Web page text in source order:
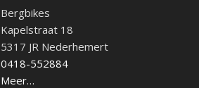
Bergbikes
Kapelstraat 18
5317 JR Nederhemert
0418-552884
Meer…